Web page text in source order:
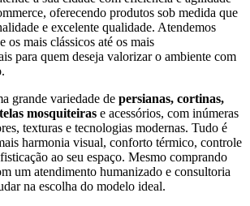
oferecendo produtos sob medida que
e excelente qualidade. Atendemos
os mais clássicos até os mais
para quem deseja valorizar o ambiente com
grande variedade de persianas, cortinas,
mosquiteiras e acessórios, com inúmeras
texturas e tecnologias modernas. Tudo é
harmonia visual, conforto térmico, controle
ao seu espaço. Mesmo comprando
um atendimento humanizado e consultoria
na escolha do modelo ideal.